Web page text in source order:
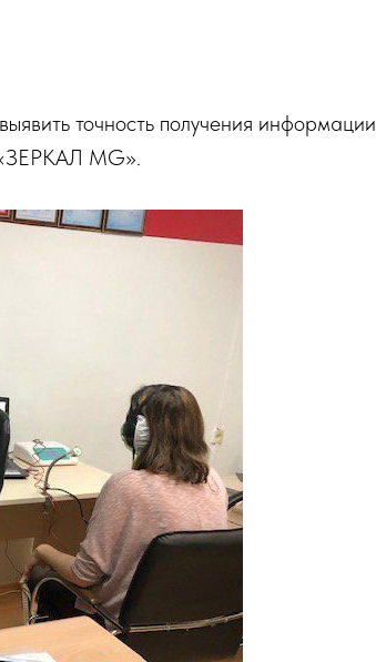
точность получения информации
«ЗЕРКАЛ MG».